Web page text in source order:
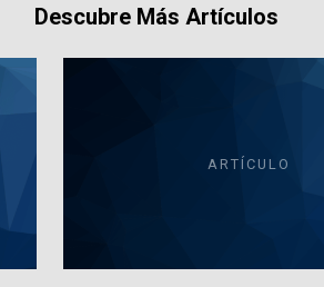
Descubre Más Artículos
ARTÍCULO